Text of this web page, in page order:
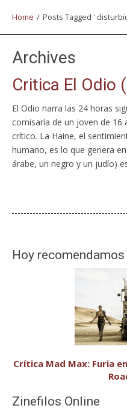
Home / Posts Tagged '
Archives
Critica El Odio
El Odio narra las 24 horas
comisaría de un joven de 16
crítico. La Haine, el
humano, es lo que genera
árabe, un negro y un judío)
Hoy recomendamos
Crítica Mad Max: Furia
Zinefilos Online